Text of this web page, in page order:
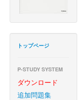
トップページ
P-STUDY SYSTEM
ダウンロード
追加問題集